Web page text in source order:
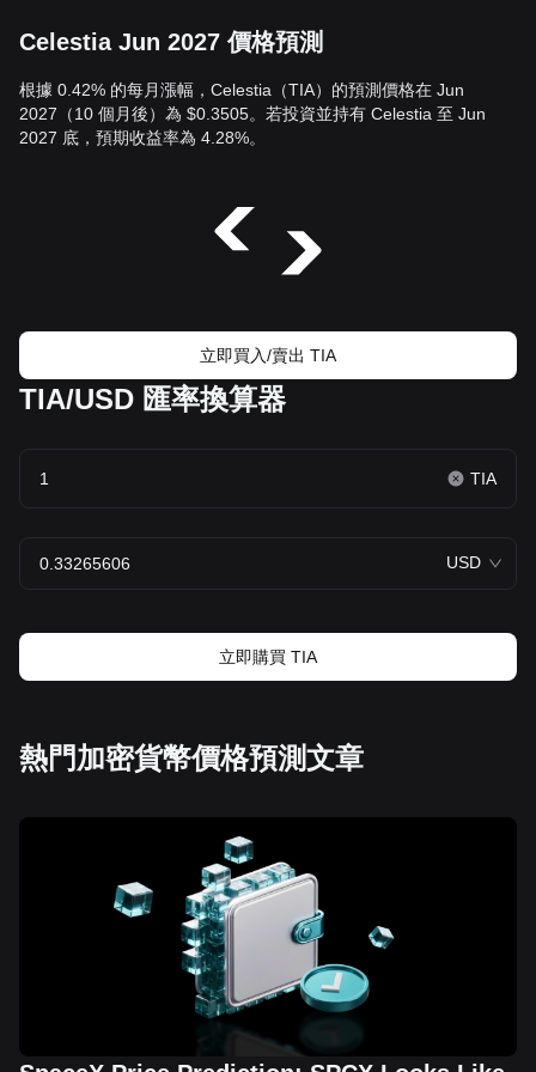
Celestia Jun 2027 價格預測
根據 0.42% 的每月漲幅，Celestia（TIA）的預測價格在 Jun
2027（10 個月後）為 $0.3505。若投資並持有 Celestia 至 Jun
2027 底，預期收益率為 4.28%。
立即買入/賣出 TIA
TIA/USD 匯率換算器
TIA
USD
立即購買 TIA
熱門加密貨幣價格預測文章